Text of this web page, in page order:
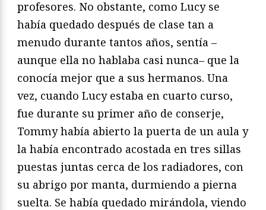
profesores. No obstante, como Lucy se
había quedado después de clase tan a
menudo durante tantos años, sentía –
aunque ella no hablaba casi nunca– que la
conocía mejor que a sus hermanos. Una
vez, cuando Lucy estaba en cuarto curso,
fue durante su primer año de conserje,
Tommy había abierto la puerta de un aula y
la había encontrado acostada en tres sillas
puestas juntas cerca de los radiadores, con
su abrigo por manta, durmiendo a pierna
suelta. Se había quedado mirándola, viendo